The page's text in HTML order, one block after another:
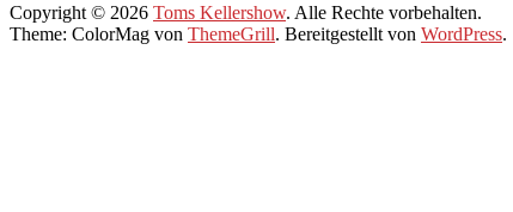
Copyright © 2026 Toms Kellershow. Alle Rechte vorbehalten.
Theme: ColorMag von ThemeGrill. Bereitgestellt von WordPress.